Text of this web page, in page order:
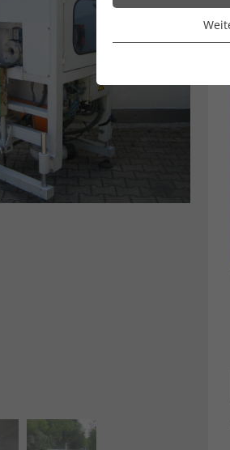
Essenzielle
einwandfrei
Wir verwenden
zusätzliche